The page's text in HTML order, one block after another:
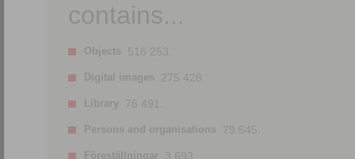
contains...
Objects 516 253.
Digital images 275 428.
Library 76 491.
Persons and organisations 79 545.
Föreställningar 3 693.